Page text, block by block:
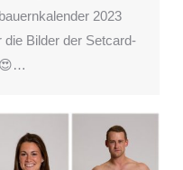
2023
die Bilder der Setcard-
😍…